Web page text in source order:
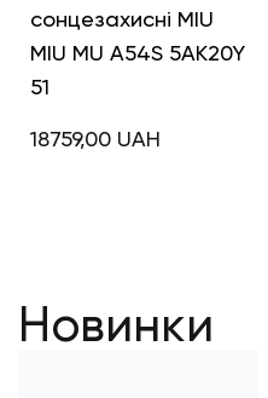
сонцезахисні MIU
MIU MU A54S 5AK20Y
51
18759,00 UAH
Новинки